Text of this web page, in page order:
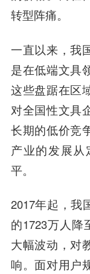
转型阵痛。
一直以来，我
是在低端文具
这些盘踞在区
对全国性文具
长期的低价竞
产业的发展
平。
2017年起，我
的1723万人降
大幅波动，对
响。面对用户